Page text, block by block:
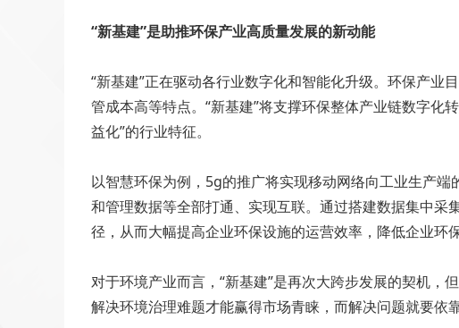
“新基建”是助推环保产业高质量发展的新动能
“新基建”正在驱动各行业数字化和智能化升级。环保产
管成本高等特点。“新基建”将支撑环保整体产业链数字化
益化”的行业特征。
以智慧环保为例，5g的推广将实现移动网络向工业生产
和管理数据等全部打通、实现互联。通过搭建数据集中
径，从而大幅提高企业环保设施的运营效率，降低企业环
对于环境产业而言，“新基建”是再次大跨步发展的契机
解决环境治理难题才能赢得市场青睐，而解决问题就要依